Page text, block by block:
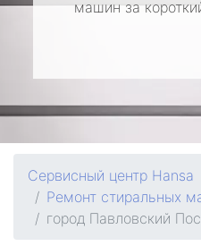
машин за
Сервисный центр Hansa
Ремонт стиральных
город Павловский